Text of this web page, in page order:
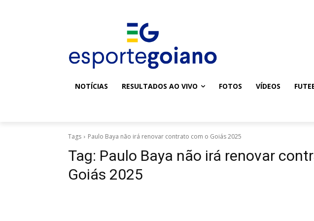
NOTÍCIAS RESULTADOS AO VIVO FOTOS VÍDEOS
Tags Paulo Baya não irá renovar contrato com o Goiás 2025
Tag: Paulo Baya não irá renovar
Goiás 2025